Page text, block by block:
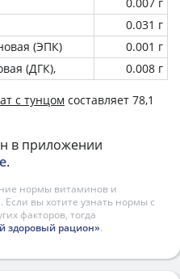
0.031 г
(ЭПК)
0.001 г
(ДГК),
0.008 г
с тунцом составляет 78,1
в приложении
.
нормы витаминов и
Если вы хотите узнать нормы с
факторов, тогда
здоровый рацион».